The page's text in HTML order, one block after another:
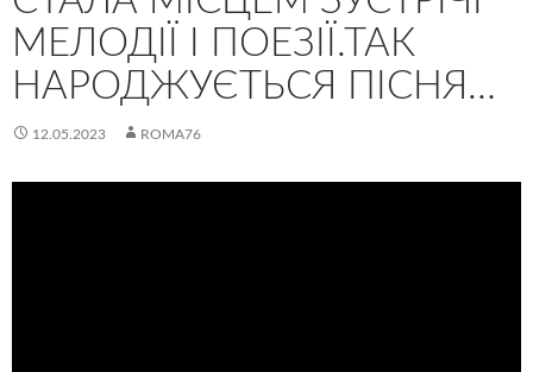
МЕЛОДІЇ І ПОЕЗІЇ.ТАК
НАРОДЖУЄТЬСЯ ПІСНЯ…
12.05.2023 ROMA76